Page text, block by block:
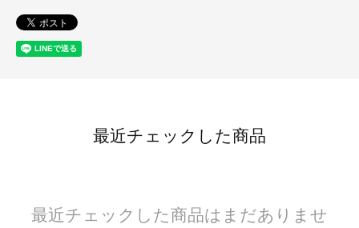
最近チェックした商品
最近チェックした商品はまだありませ